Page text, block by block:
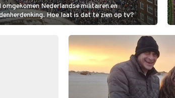
omgekomen Nederlandse militairen en
Hoe laat is dat te zien op tv?